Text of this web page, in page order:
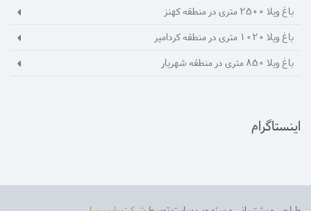
باغ ویلا 2500 متری در منطقه کهنز
باغ ویلا 1020 متری در منطقه کردامیر
باغ ویلا 850 متری در منطقه شهریار
اینستاگرام